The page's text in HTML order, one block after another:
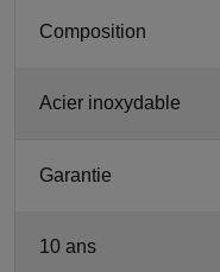
Composition
Acier inoxydable
Garantie
10 ans